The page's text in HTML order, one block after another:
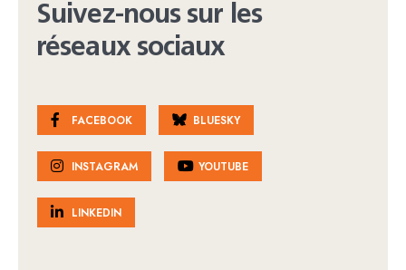
Suivez-nous sur les
réseaux sociaux
FACEBOOK BLUESKY
INSTAGRAM YOUTUBE
LINKEDIN